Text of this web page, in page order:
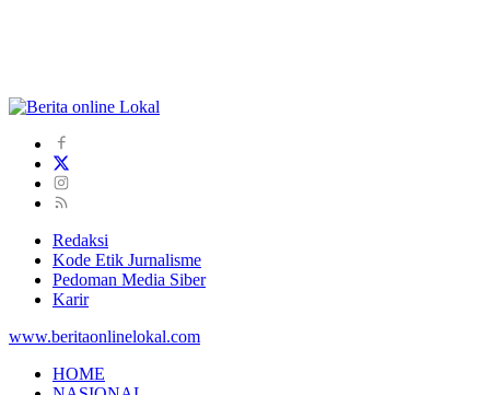
Redaksi
Kode Etik Jurnalisme
Pedoman Media Siber
Karir
www.beritaonlinelokal.com
HOME